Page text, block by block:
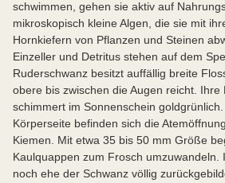
schwimmen, gehen sie aktiv auf
mikroskopisch kleine Algen, die sie mit
Hornkiefern von Pflanzen und Steinen
Einzeller und Detritus stehen auf dem
Ruderschwanz besitzt auffällig breite
obere bis zwischen die Augen reicht. Ihre
schimmert im Sonnenschein
Körperseite befinden sich die
Kiemen. Mit etwa 35 bis 50 mm Größe
Kaulquappen zum Frosch umzuwandeln.
noch ehe der Schwanz völlig